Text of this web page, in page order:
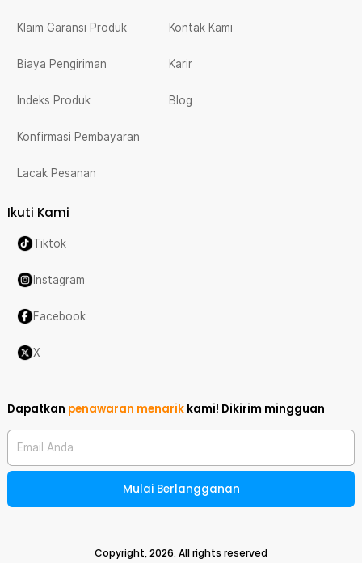
Klaim Garansi Produk
Biaya Pengiriman
Indeks Produk
Konfirmasi Pembayaran
Lacak Pesanan
Kontak Kami
Karir
Blog
Ikuti Kami
Tiktok
Instagram
Facebook
X
Dapatkan penawaran menarik kami! Dikirim mingguan
Email Anda
Mulai Berlangganan
Copyright,2026. All rights reserved